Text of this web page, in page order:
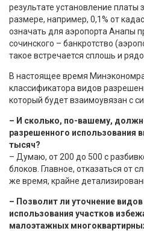
результате установление
размере, например, 0,1% от
означать для аэропорта Анапы
сочинского – банкротство
такое встречается сплошь и
В настоящее время
классификатора видов
который будет взаимоувязан с
– И сколько, по-вашему,
разрешенного использования
тысяч?
– Думаю, от 200 до 500 с
блоков. Главное, отказаться от
же время, крайне
– Позволит ли уточнение
использования участков
малоэтажных